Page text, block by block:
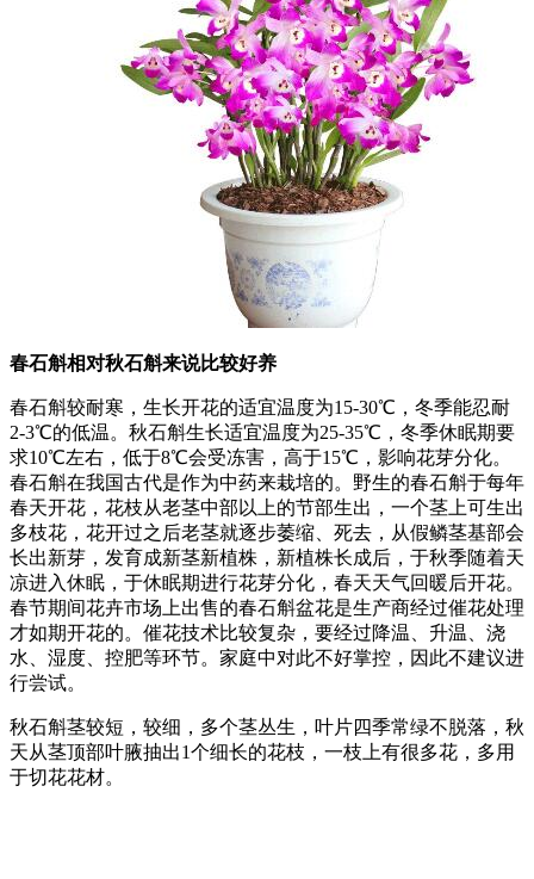
春石斛相对秋石斛来说比较好养
春石斛较耐寒，生长开花的适宜温度为15-30℃，冬季能忍耐
2-3℃的低温。秋石斛生长适宜温度为25-35℃，冬季休眠期要
求10℃左右，低于8℃会受冻害，高于15℃，影响花芽分化。
春石斛在我国古代是作为中药来栽培的。野生的春石斛于每年
春天开花，花枝从老茎中部以上的节部生出，一个茎上可生出
多枝花，花开过之后老茎就逐步萎缩、死去，从假鳞茎基部会
长出新芽，发育成新茎新植株，新植株长成后，于秋季随着天
凉进入休眠，于休眠期进行花芽分化，春天天气回暖后开花。
春节期间花卉市场上出售的春石斛盆花是生产商经过催花处理
才如期开花的。催花技术比较复杂，要经过降温、升温、浇
水、湿度、控肥等环节。家庭中对此不好掌控，因此不建议进
行尝试。
秋石斛茎较短，较细，多个茎丛生，叶片四季常绿不脱落，秋
天从茎顶部叶腋抽出1个细长的花枝，一枝上有很多花，多用
于切花花材。